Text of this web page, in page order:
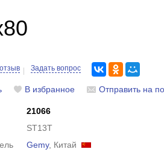
Задать вопрос
В избранное Отправить на
21066
ST13T
Gemy, Китай